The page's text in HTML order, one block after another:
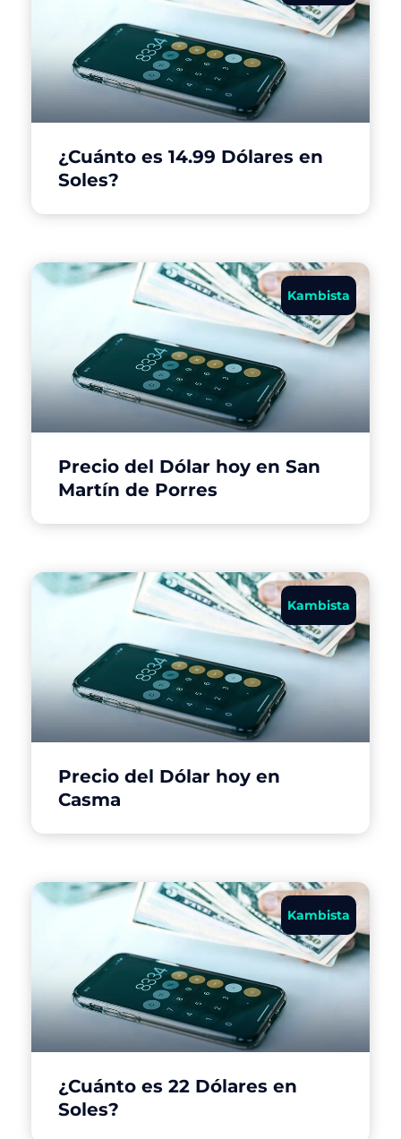
¿Cuánto es 14.99 Dólares en
Soles?
Kambista
Precio del Dólar hoy en San
Martín de Porres
Kambista
Precio del Dólar hoy en
Casma
Kambista
¿Cuánto es 22 Dólares en
Soles?